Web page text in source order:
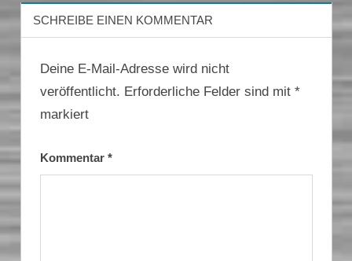
SCHREIBE EINEN KOMMENTAR
Deine E-Mail-Adresse wird nicht
veröffentlicht. Erforderliche Felder sind mit *
markiert
Kommentar *